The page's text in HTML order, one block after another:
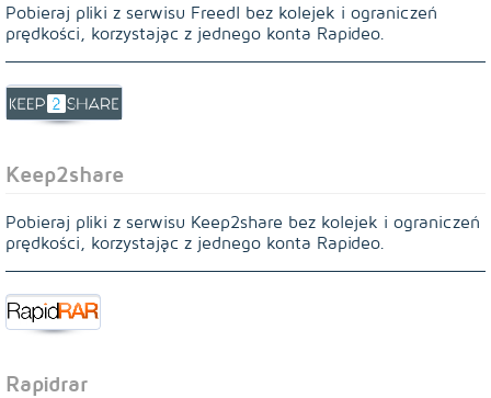
Pobieraj pliki z serwisu Freedl bez kolejek i ograniczeń
prędkości, korzystając z jednego konta Rapideo.
Keep2share
Pobieraj pliki z serwisu Keep2share bez kolejek i ograniczeń
prędkości, korzystając z jednego konta Rapideo.
Rapidrar